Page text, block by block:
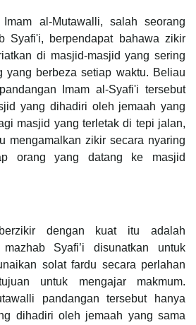
al-Mutawalli, salah seorang
Syafi'i, berpendapat bahawa zikir
di masjid-masjid yang sering
yang berbeza setiap waktu. Beliau
Imam al-Syafi'i tersebut
yang dihadiri oleh jemaah yang
masjid yang terletak di tepi jalan,
mengamalkan zikir secara nyaring
orang yang datang ke masjid
dengan kuat itu adalah
Syafi’i disunatkan untuk
solat fardu secara perlahan
untuk mengajar makmum.
pandangan tersebut hanya
dihadiri oleh jemaah yang sama